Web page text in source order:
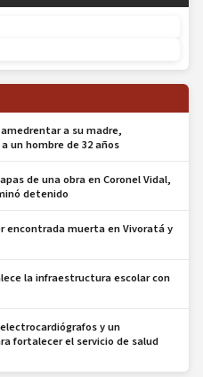
a su madre,
un hombre de 32 años
de una obra en Coronel Vidal,
detenido
encontrada muerta en Vivoratá y
la infraestructura escolar con
y un
fortalecer el servicio de salud